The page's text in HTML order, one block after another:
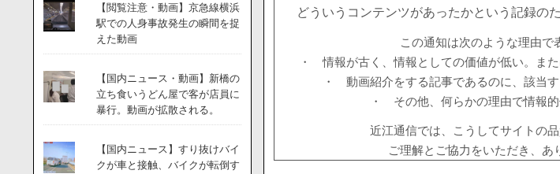
どういうコンテンツがあったかという記録の
この通知は次のような理由で
・ 情報が古く、情報としての価値が低い。ま
・ 動画紹介をする記事であるのに、該当
・ その他、何らかの理由で情報
近江通信では、こうしてサイトの
ご理解とご協力をいただき、あ
【閲覧注意・動画】京急線横浜
駅での人身事故発生の瞬間を捉
えた動画
【国内ニュース・動画】新橋の
立ち食いうどん屋で客が店員に
暴行。動画が拡散される。
【国内ニュース】すり抜けバイ
クが車と接触、バイクが転倒す